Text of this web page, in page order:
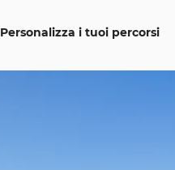
Personalizza i tuoi percorsi